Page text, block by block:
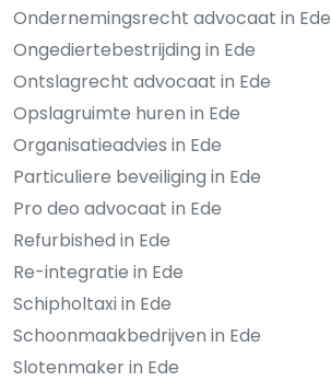
Ondernemingsrecht advocaat in Ede
Ongediertebestrijding in Ede
Ontslagrecht advocaat in Ede
Opslagruimte huren in Ede
Organisatieadvies in Ede
Particuliere beveiliging in Ede
Pro deo advocaat in Ede
Refurbished in Ede
Re-integratie in Ede
Schipholtaxi in Ede
Schoonmaakbedrijven in Ede
Slotenmaker in Ede